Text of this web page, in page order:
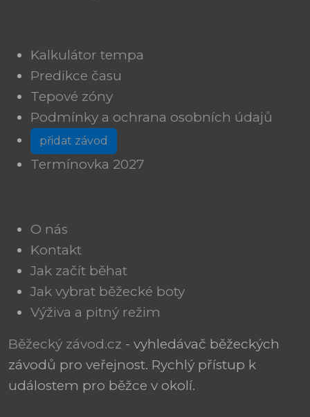
Kalkulátor tempa
Predikce času
Tepové zóny
Podmínky a ochrana osobních údajů
přidat závod
Termínovka 2027
O nás
Kontakt
Jak začít běhat
Jak vybrat běžecké boty
Výživa a pitný režim
Běžecký závod.cz - vyhledávač běžeckých
závodů pro veřejnost. Rychlý přístup k
událostem pro běžce v okolí.